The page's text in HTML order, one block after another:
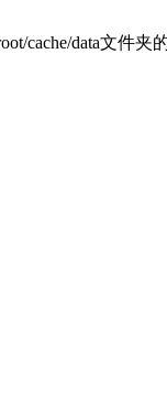
cache/data文件夹